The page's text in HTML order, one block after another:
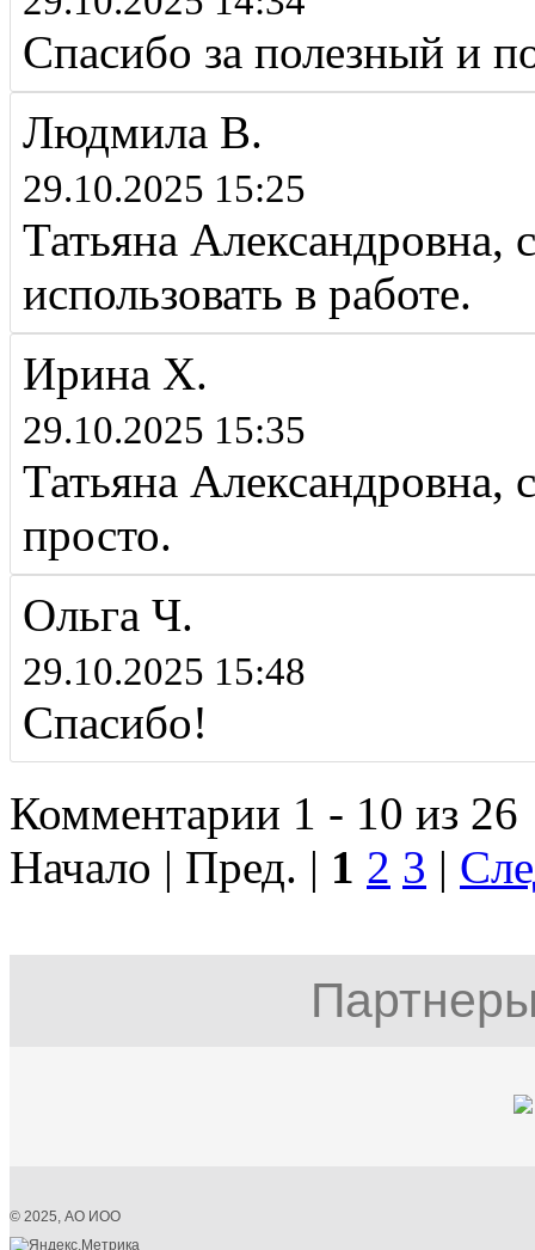
Спасибо за полезный и
Людмила В.
29.10.2025 15:25
Татьяна Александровна,
использовать в работе.
Ирина Х.
29.10.2025 15:35
Татьяна Александровна,
просто.
Ольга Ч.
29.10.2025 15:48
Спасибо!
Комментарии 1 - 10 из 26
Начало | Пред. | 1 2 3 |
© 2025, АО ИОО